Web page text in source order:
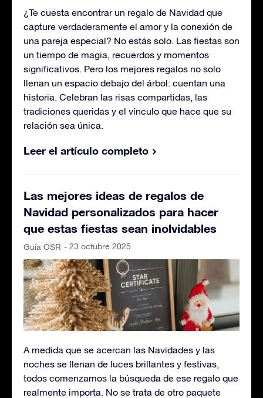
¿Te cuesta encontrar un regalo de Navidad que
capture verdaderamente el amor y la conexión de
una pareja especial? No estás solo. Las fiestas son
un tiempo de magia, recuerdos y momentos
significativos. Pero los mejores regalos no solo
llenan un espacio debajo del árbol: cuentan una
historia. Celebran las risas compartidas, las
tradiciones queridas y el vínculo que hace que su
relación sea única.
Leer el artículo completo
Las mejores ideas de regalos de
Navidad personalizados para hacer
que estas fiestas sean inolvidables
Guía OSR - 23 octubre 2025
A medida que se acercan las Navidades y las
noches se llenan de luces brillantes y festivas,
todos comenzamos la búsqueda de ese regalo que
realmente importa. No se trata de otro paquete